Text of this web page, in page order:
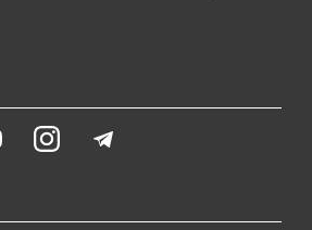
YoutubeInstagram